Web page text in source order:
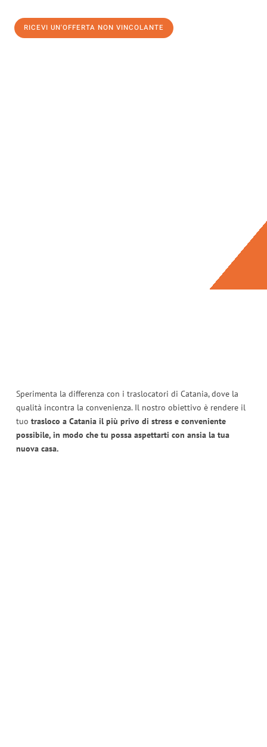
RICEVI UN'OFFERTA NON VINCOLANTE
Sperimenta la differenza con i traslocatori di Catania, dove la
qualità incontra la convenienza. Il nostro obiettivo è rendere il
tuo trasloco a Catania il più privo di stress e conveniente
possibile, in modo che tu possa aspettarti con ansia la tua
nuova casa.